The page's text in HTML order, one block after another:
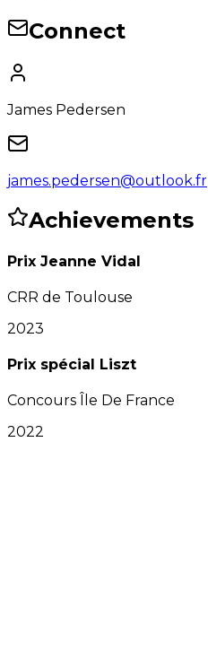
Connect
James Pedersen
james.pedersen@outlook.fr
Achievements
Prix Jeanne Vidal
CRR de Toulouse
2023
Prix spécial Liszt
Concours Île De France
2022